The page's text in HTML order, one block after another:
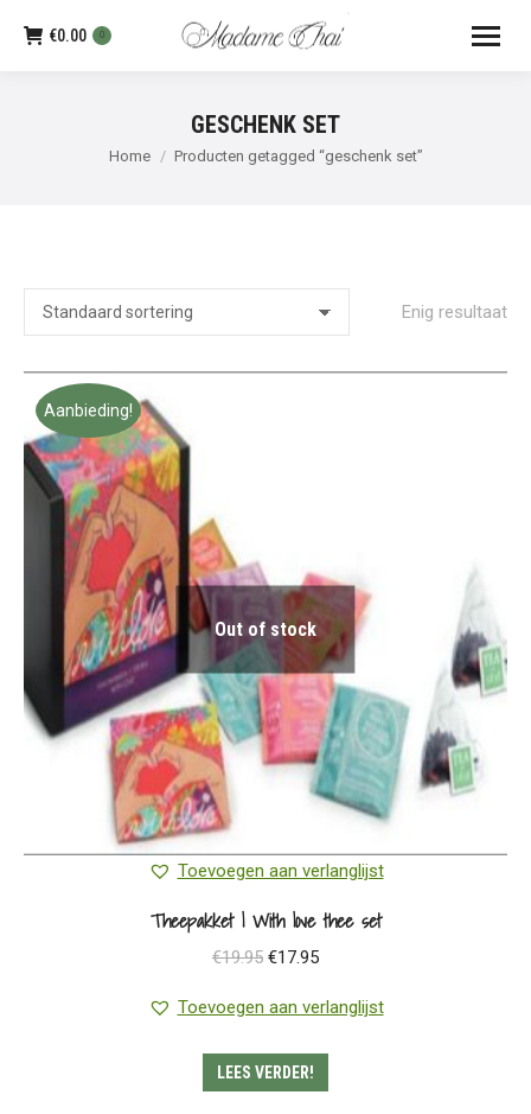
€0.00 0
GESCHENK SET
Je bent hier:
Home Producten getagged “geschenk set”
Enig resultaat
Aanbieding!
Out of stock
Toevoegen aan verlanglijst
Theepakket | With love thee set
€19.95 Oorspronkelijke
was:
€19.95.
€17.95Huidige
is:
€17.95.
Toevoegen aan verlanglijst
LEES VERDER!